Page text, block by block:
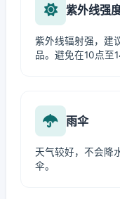
紫外线强
紫外线辐射强，建
品。避免在10点至
雨伞
天气较好，不会降
伞。